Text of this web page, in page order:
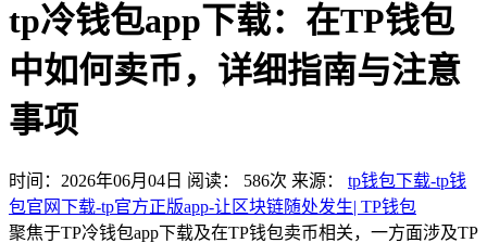
tp冷钱包app下载：在TP钱包
中如何卖币，详细指南与注意
事项
时间：2026年06月04日 阅读： 586次 来源： tp钱包下载-tp钱
包官网下载-tp官方正版app-让区块链随处发生| TP钱包
聚焦于TP冷钱包app下载及在TP钱包卖币相关，一方面涉及TP